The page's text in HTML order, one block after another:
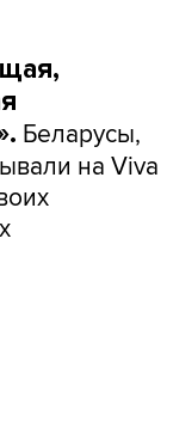
Беларусы,
на Viva